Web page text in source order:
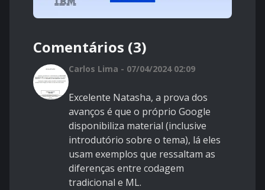
Comentários (3)
Carlos Lima - 07/04/2024 02:09
Excelente Natasha, a prova dos
avanços é que o próprio Google
disponibiliza material (inclusive
introdutório sobre o tema), lá eles
usam exemplos que ressaltam as
diferenças entre codagem
tradicional e ML.